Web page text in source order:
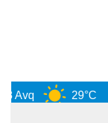
29°C